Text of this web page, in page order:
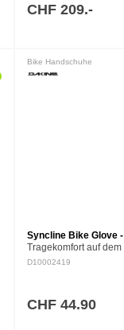
CHF 209.-
Bike Handschuhe
Syncline Bike Glove
Tragekomfort auf
zuversichtliche Griff
D10002419
CHF 44.90